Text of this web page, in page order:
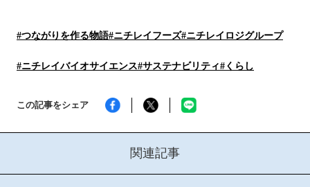
#つながりを作る物語#ニチレイフーズ#ニチレイロジグループ
#ニチレイバイオサイエンス#サステナビリティ#くらし
この記事をシェア
関連記事